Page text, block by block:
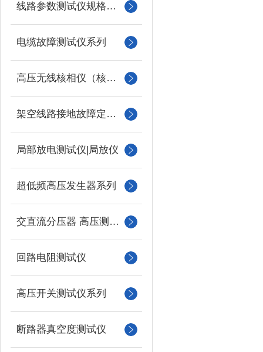
线路参数测试仪规格型号
电缆故障测试仪系列
高压无线核相仪（核相器）
架空线路接地故障定位仪
局部放电测试仪|局放仪
超低频高压发生器系列
交直流分压器 高压测量仪
回路电阻测试仪
高压开关测试仪系列
断路器真空度测试仪